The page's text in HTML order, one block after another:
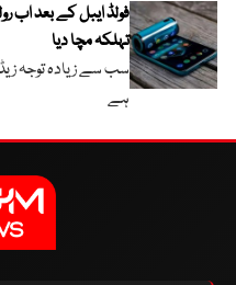
فولڈ ایبل کے بعد اب
تہلکہ مچا دیا
سب سے زیادہ توجہ
ہے